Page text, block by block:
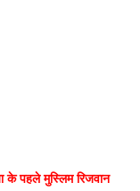
के पहले मुस्लिम रिजवान